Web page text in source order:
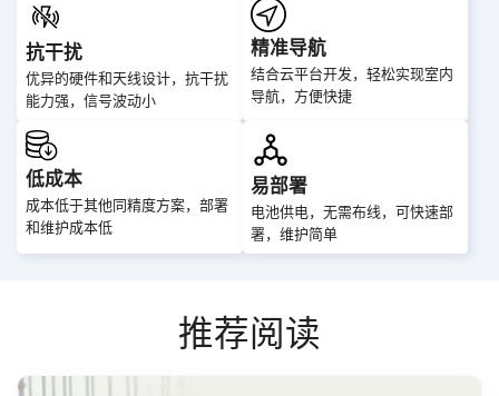
抗干扰
优异的硬件和天线设计，抗干扰
能力强，信号波动小
精准导航
结合云平台开发，轻松实现室内
导航，方便快捷
低成本
成本低于其他同精度方案，部署
和维护成本低
易部署
电池供电，无需布线，可快速部
署，维护简单
推荐阅读